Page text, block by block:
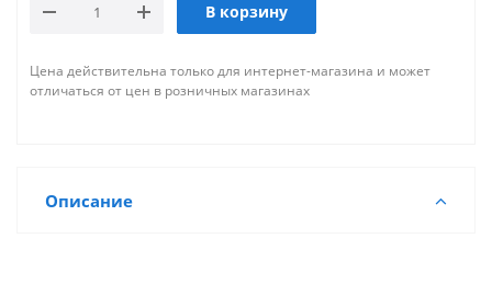
В корзину
Цена действительна только для интернет-магазина и может
отличаться от цен в розничных магазинах
Описание